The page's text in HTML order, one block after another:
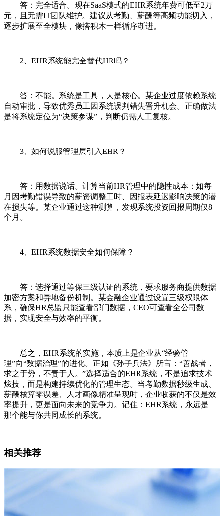
答：完全适合。现在SaaS模式的EHR系统年费可低至2万
元，且无需IT团队维护。建议从考勤、薪酬等高频功能切入，
逐步扩展至全模块，像搭积木一样循序渐进。
2、EHR系统能完全替代HR吗？
答：不能。系统是工具，人是核心。某企业过度依赖系统
自动审批，导致优秀员工因系统误判错失晋升机会。正确做法
是将系统定位为“决策参谋”，判断仍需人工复核。
3、如何说服管理层引入EHR？
答：用数据说话。计算当前HR管理中的隐性成本：如每
月因考勤错误导致的薪资调整工时、因报表延迟影响决策的潜
在损失等。某企业通过这种测算，发现系统投资回报周期仅8
个月。
4、EHR系统数据安全如何保障？
答：选择通过等保三级认证的系统，要求服务商提供数据
加密方案和异地备份机制。某金融企业通过设置三级权限体
系，确保HR总监只能查看部门数据，CEO可查看全公司数
据，实现安全与效率的平衡。
总之，EHR系统的实施，本质上是企业从“经验管
理”向“数据治理”的进化。正如《孙子兵法》所言：“善战者，
求之于势，不责于人。”选择适合的EHR系统，不是追求技术
炫技，而是构建持续优化的管理生态。当考勤数据秒级生成、
薪酬核算零误差、人才画像精准呈现时，企业收获的不仅是效
率提升，更是面向未来的竞争力。记住：EHR系统，永远是
那个能与你共同成长的系统。
相关推荐